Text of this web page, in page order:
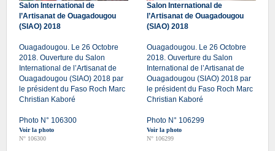
Salon International de
l’Artisanat de Ouagadougou
(SIAO) 2018
Ouagadougou. Le 26 Octobre
2018. Ouverture du Salon
International de l’Artisanat de
Ouagadougou (SIAO) 2018 par
le président du Faso Roch Marc
Christian Kaboré
Photo N° 106300
Voir la photo
N° 106300
Salon International de
l’Artisanat de Ouagadougou
(SIAO) 2018
Ouagadougou. Le 26 Octobre
2018. Ouverture du Salon
International de l’Artisanat de
Ouagadougou (SIAO) 2018 par
le président du Faso Roch Marc
Christian Kaboré
Photo N° 106299
Voir la photo
N° 106299